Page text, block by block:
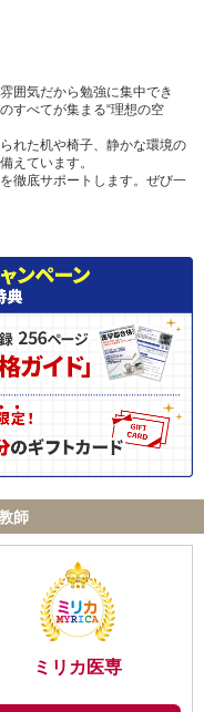
囲気だから勉強に集中でき
すべてが集まる“理想の空
れた机や椅子、静かな環境の
えています。
徹底サポートします。ぜび一
師
ミリカ医専